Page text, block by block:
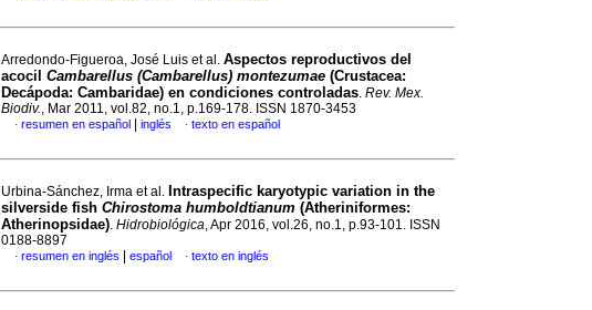
Arredondo-Figueroa, José Luis et al. Aspectos reproductivos del
acocil Cambarellus (Cambarellus) montezumae (Crustacea:
Decápoda: Cambaridae) en condiciones controladas. Rev. Mex.
Biodiv., Mar 2011, vol.82, no.1, p.169-178. ISSN 1870-3453
· resumen en español inglés · texto en español
Urbina-Sánchez, Irma et al. Intraspecific karyotypic variation in the
silverside fish Chirostoma humboldtianum (Atheriniformes:
Atherinopsidae). Hidrobiológica, Apr 2016, vol.26, no.1, p.93-101. ISSN
0188-8897
· resumen en inglés español · texto en inglés